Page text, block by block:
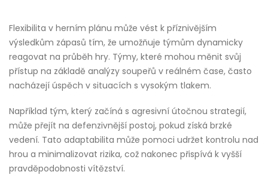
Flexibilita v herním plánu může vést k příznivějším
výsledkům zápasů tím, že umožňuje týmům dynamicky
reagovat na průběh hry. Týmy, které mohou měnit svůj
přístup na základě analýzy soupeřů v reálném čase, často
nacházejí úspěch v situacích s vysokým tlakem.
Například tým, který začíná s agresivní útočnou strategií,
může přejít na defenzivnější postoj, pokud získá brzké
vedení. Tato adaptabilita může pomoci udržet kontrolu nad
hrou a minimalizovat rizika, což nakonec přispívá k vyšší
pravděpodobnosti vítězství.